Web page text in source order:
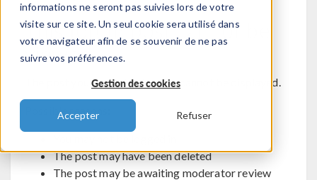
informations ne seront pas suivies lors de votre
visite sur ce site. Un seul cookie sera utilisé dans
votre navigateur afin de se souvenir de ne pas
suivre vos préférences.
Gestion des cookies
Accepter Refuser
This forum post cannot be
viewed
The post you are trying to view cannot be displayed.
Possible reasons:
The post may have been deleted
The post may be awaiting moderator review